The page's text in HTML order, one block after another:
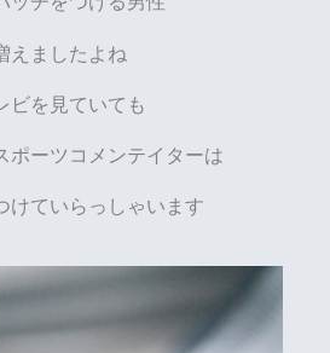
えましたよね
ビを見ていても
ポーツコメンテイターは
けていらっしゃいます